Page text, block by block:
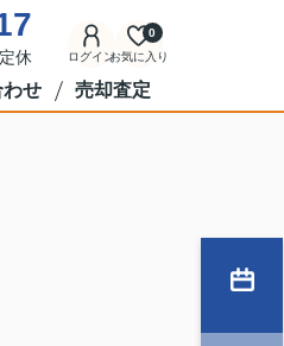
休 ログインお気に入り
0
せ 売却査定